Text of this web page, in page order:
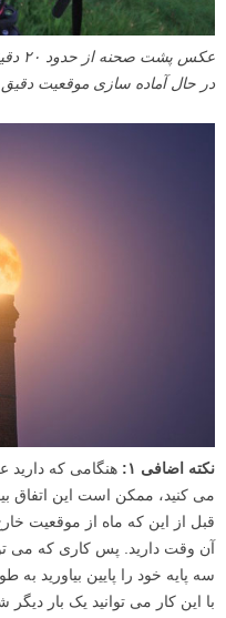
عکس
در حال آماده سازی موقعیت دقیق.
نکته اضافی ۱:
هنگامی که دارید
می کنید، ممکن است این اتفاق
قبل از این که ماه از موقعیت
آن وقت دارید. پس کاری که می
سه پایه خود را پایین بیاورید
با این کار می توانید یک بار